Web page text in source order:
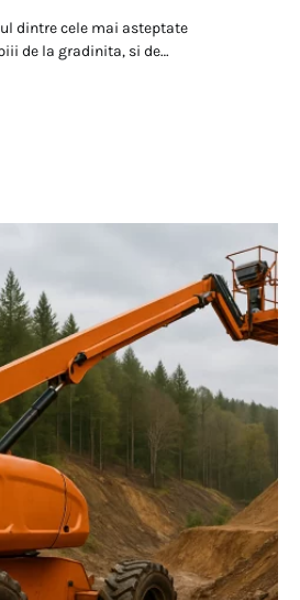
dintre cele mai asteptate
de la gradinita, si de…